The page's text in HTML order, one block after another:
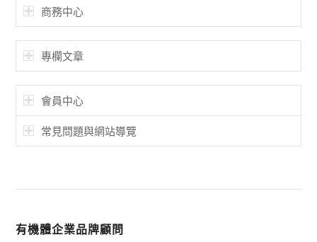
商務中心
專欄文章
會員中心
常見問題與網站導覽
有機體企業品牌顧問